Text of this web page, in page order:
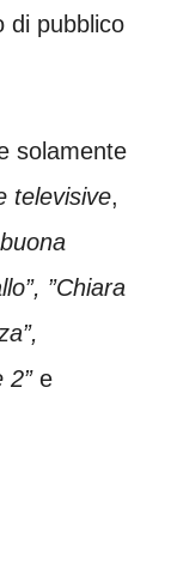
di pubblico
solamente
televisive,
”Chiara
2” e